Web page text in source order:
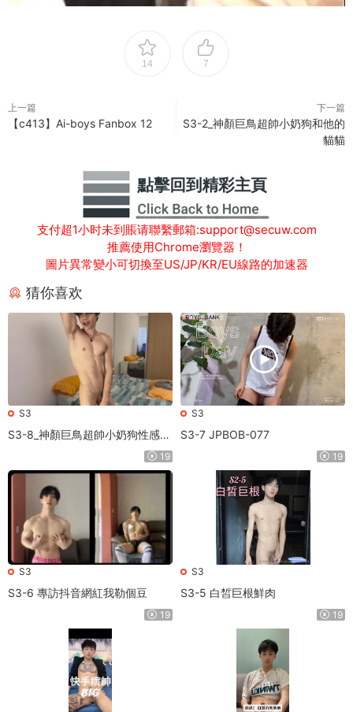
14 7
上一篇
【c413】Ai-boys Fanbox 12
下一篇
S3-2_神顏巨鳥超帥小奶狗和他的
貓貓
支付超1小时未到賬请聯繫郵箱:support@secuw.com
推薦使用Chrome瀏覽器！
圖片異常變小可切換至US/JP/KR/EU線路的加速器
猜你喜欢
S3
S3-8_神顏巨鳥超帥小奶狗性感熱
19
S3
S3-7 JPBOB-077
19
S3
S3-6 專訪抖音網紅我勒個豆
19
S3
S3-5 白皙巨根鮮肉
19